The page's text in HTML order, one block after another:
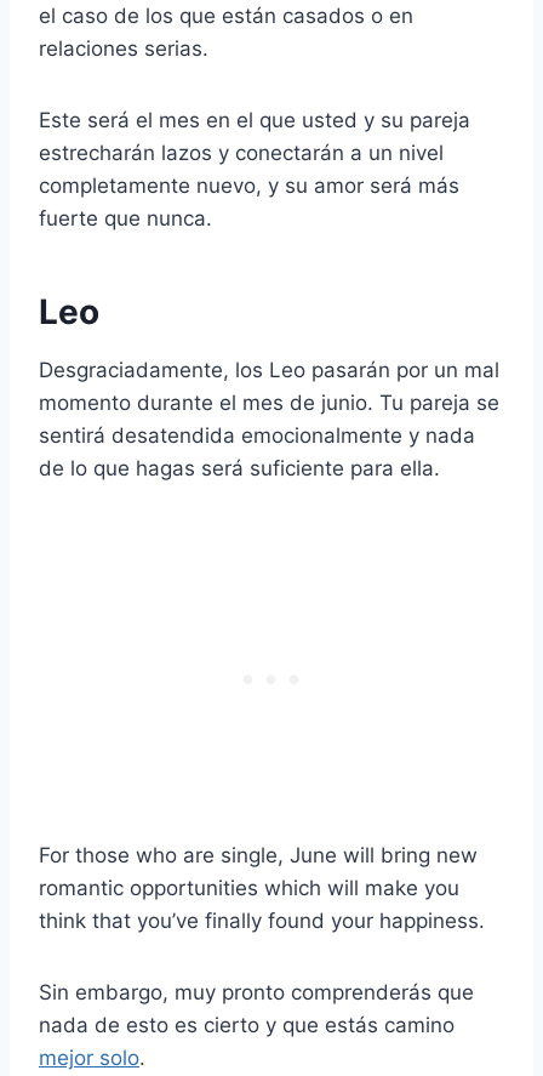
el caso de los que están casados o en
relaciones serias.
Este será el mes en el que usted y su pareja
estrecharán lazos y conectarán a un nivel
completamente nuevo, y su amor será más
fuerte que nunca.
Leo
Desgraciadamente, los Leo pasarán por un mal
momento durante el mes de junio. Tu pareja se
sentirá desatendida emocionalmente y nada
de lo que hagas será suficiente para ella.
For those who are single, June will bring new
romantic opportunities which will make you
think that you’ve finally found your happiness.
Sin embargo, muy pronto comprenderás que
nada de esto es cierto y que estás camino
mejor solo.